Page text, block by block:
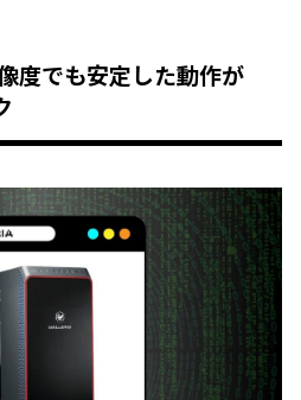
度でも安定した動作が